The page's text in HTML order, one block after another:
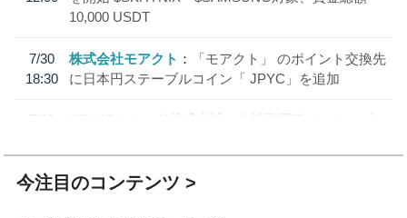
10,000 USDT
7/30
18:30
株式会社モアクト
「モアクト」 のポイント交換先
に日本円ステーブルコイン「 JPYC」を追加
7/29
SBI VCトレード株式会社
信託型円建てステーブル
今注目のコンテンツ